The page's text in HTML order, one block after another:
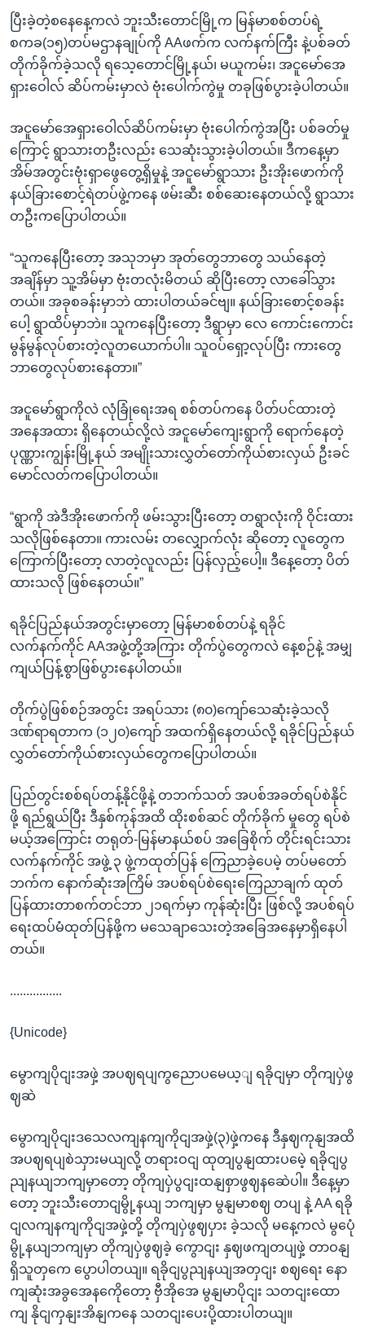
ပြီးခဲ့တဲ့စနေနေ့ကလဲ ဘူးသီးတောင်မြို့က မြန်မာစစ်တပ်ရဲ့
စကခ(၁၅)တပ်မဌာနချုပ်ကို AAဖက်က လက်နက်ကြီး နဲ့ပစ်ခတ်
တိုက်ခိုက်ခဲ့သလို ရသေ့တောင်မြို့နယ်၊ မယူကမ်း၊ အငူမော်အေ
ရှားဝေါလ် ဆိပ်ကမ်းမှာလဲ ဗုံးပေါက်ကွဲမှု တခုဖြစ်ပွားခဲ့ပါတယ်။
အငူမော်အေရှားဝေါလ်ဆိပ်ကမ်းမှာ ဗုံးပေါက်ကွဲအပြီး ပစ်ခတ်မှု
ကြောင့် ရွာသားတဦးလည်း သေဆုံးသွားခဲ့ပါတယ်။ ဒီကနေ့မှာ
အိမ်အတွင်းဗုံးရှာဖွေတွေ့ရှိမှုနဲ့ အငူမော်ရွာသား ဦးအိုးဖောက်ကို
နယ်ခြားစောင့်ရဲတပ်ဖွဲ့ကနေ ဖမ်းဆီး စစ်ဆေးနေတယ်လို့ ရွာသား
တဦးကပြောပါတယ်။
“သူကနေပြီးတော့ အသုဘမှာ အုတ်တွေဘာတွေ သယ်နေတဲ့
အချိန်မှာ သူ့အိမ်မှာ ဗုံးတလုံးမိတယ် ဆိုပြီးတော့ လာခေါ်သွား
တယ်။ အခုစခန်းမှာဘဲ ထားပါတယ်ခင်ဗျ။ နယ်ခြားစောင့်စခန်း
ပေါ့ ရွာထိပ်မှာဘဲ။ သူကနေပြီးတော့ ဒီရွာမှာ လေ ကောင်းကောင်း
မွန်မွန်လုပ်စားတဲ့လူတယောက်ပါ။ သူဝပ်ရှော့လုပ်ပြီး ကားတွေ
ဘာတွေလုပ်စားနေတာ။”
အငူမော်ရွာကိုလဲ လုံခြုံရေးအရ စစ်တပ်ကနေ ပိတ်ပင်ထားတဲ့
အနေအထား ရှိနေတယ်လို့လဲ အငူမော်ကျေးရွာကို ရောက်နေတဲ့
ပုဏ္ဏားကျွန်းမြို့နယ် အမျိုးသားလွှတ်တော်ကိုယ်စားလှယ် ဦးခင်
မောင်လတ်ကပြောပါတယ်။
“ရွာကို အဲဒီအိုးဖောက်ကို ဖမ်းသွားပြီးတော့ တရွာလုံးကို ဝိုင်းထား
သလိုဖြစ်နေတာ။ ကားလမ်း တလျှောက်လုံး ဆိုတော့ လူတွေက
ကြောက်ပြီးတော့ လာတဲ့လူလည်း ပြန်လှည့်ပေါ့။ ဒီနေ့တော့ ပိတ်
ထားသလို ဖြစ်နေတယ်။”
ရခိုင်ပြည်နယ်အတွင်းမှာတော့ မြန်မာစစ်တပ်နဲ့ ရခိုင်
လက်နက်ကိုင် AAအဖွဲ့တို့အကြား တိုက်ပွဲတွေကလဲ နေ့စဉ်နဲ့ အမျှ
ကျယ်ပြန့်စွာဖြစ်ပွားနေပါတယ်။
တိုက်ပွဲဖြစ်စဉ်အတွင်း အရပ်သား (၈၀)ကျော်သေဆုံးခဲ့သလို
ဒဏ်ရာရတာက (၁၂၀)ကျော် အထက်ရှိနေတယ်လို့ ရခိုင်ပြည်နယ်
လွှတ်တော်ကိုယ်စားလှယ်တွေကပြောပါတယ်။
ပြည်တွင်းစစ်ရပ်တန့်နိုင်ဖို့နဲ့ တဘက်သတ် အပစ်အခတ်ရပ်စဲနိုင်
ဖို့ ရည်ရွယ်ပြီး ဒီနှစ်ကုန်အထိ ထိုးစစ်ဆင် တိုက်ခိုက် မှုတွေ ရပ်စဲ
မယ့်အကြောင်း တရုတ်-မြန်မာနယ်စပ် အခြေစိုက် တိုင်းရင်းသား
လက်နက်ကိုင် အဖွဲ့ ၃ ဖွဲ့ကထုတ်ပြန် ကြေညာခဲ့ပေမဲ့ တပ်မတော်
ဘက်က နောက်ဆုံးအကြိမ် အပစ်ရပ်စဲရေးကြေညာချက် ထုတ်
ပြန်ထားတာစက်တင်ဘာ ၂၁ရက်မှာ ကုန်ဆုံးပြီး ဖြစ်လို့ အပစ်ရပ်
ရေးထပ်မံထုတ်ပြန်ဖို့က မသေချာသေးတဲ့အခြေအနေမှာရှိနေပါ
တယ်။
................
{Unicode}
မွောကျပိုငျးအဖှဲ့ အပဈရပျကွညောပမေယ့ျ ရခိုငျမှာ တိုကျပှဲဖွ
ဈဆဲ
မွောကျပိုငျးဒသေလကျနကျကိုငျအဖှဲ့(၃)ဖှဲ့ကနေ ဒီနှဈကုနျအထိ
အပဈရပျစဲသှားမယျလို့ တရားဝငျ ထုတျပွနျထားပမေဲ့ ရခိုငျပွ
ညျနယျဘကျမှာတော့ တိုကျပှဲပွငျးထနျစှာဖွဈနဆေဲပါ။ ဒီနေ့မှာ
တော့ ဘူးသီးတောငျမွို့နယျ ဘကျမှာ မွနျမာစဈ တပျ နဲ့ AA ရခို
ငျလကျနကျကိုငျအဖှဲ့တို့ တိုကျပှဲဖွဈပှား ခဲ့သလို မနေ့ကလဲ မွပေုံ
မွို့နယျဘကျမှာ တိုကျပှဲဖွဈခဲ့ ကွောငျး နှဈဖကျတပျဖှဲ့ တာဝနျ
ရှိသူတှကေ ပွောပါတယျ။ ရခိုငျပွညျနယျအတှငျး စဈရေး နော
ကျဆုံးအခွအေနကေိုတော့ ဗှီအိုအေ မွနျမာပိုငျး သတငျးထော
ကျ နိုငျကှနျးအိနျကနေ သတငျးပေးပို့ထားပါတယျ။